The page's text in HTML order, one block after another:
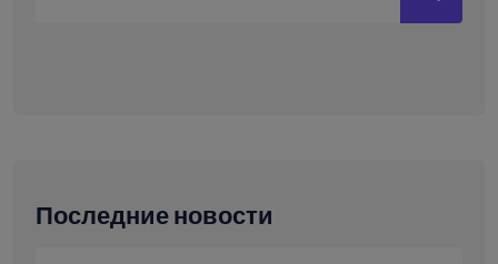
Последние новости